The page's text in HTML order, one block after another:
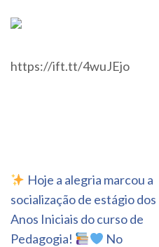
https://ift.tt/4wuJEjo
Navegação
de
Post
Hoje a alegria marcou a
socialização de estágio dos
Anos Iniciais do curso de
Pedagogia!
No